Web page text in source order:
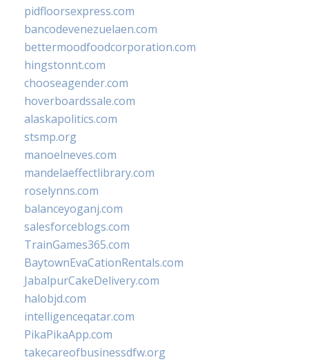
pidfloorsexpress.com
bancodevenezuelaen.com
bettermoodfoodcorporation.com
hingstonnt.com
chooseagender.com
hoverboardssale.com
alaskapolitics.com
stsmp.org
manoelneves.com
mandelaeffectlibrary.com
roselynns.com
balanceyoganj.com
salesforceblogs.com
TrainGames365.com
BaytownEvaCationRentals.com
JabalpurCakeDelivery.com
halobjd.com
intelligenceqatar.com
PikaPikaApp.com
takecareofbusinessdfw.org